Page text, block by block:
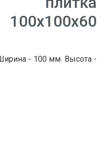
- 100 мм. Высота -